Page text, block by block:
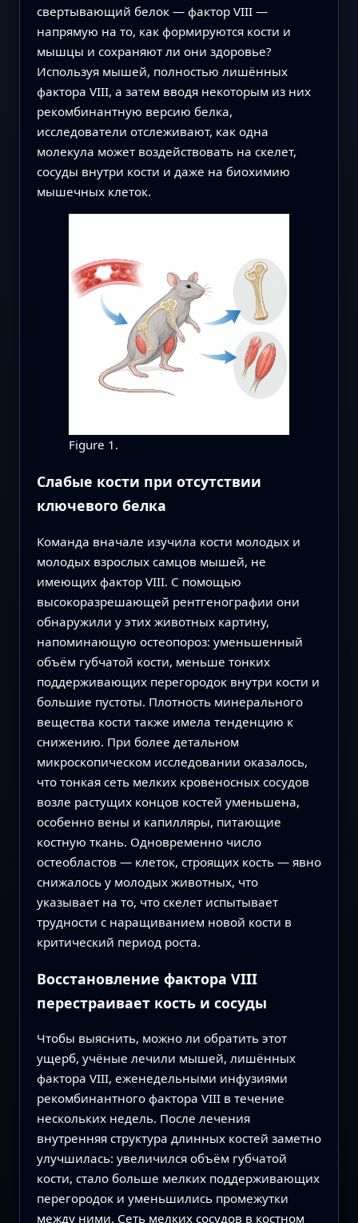
свертывающий белок — фактор VIII —
напрямую на то, как формируются кости и
мышцы и сохраняют ли они здоровье?
Используя мышей, полностью лишённых
фактора VIII, а затем вводя некоторым из них
рекомбинантную версию белка,
исследователи отслеживают, как одна
молекула может воздействовать на скелет,
сосуды внутри кости и даже на биохимию
мышечных клеток.
Figure 1.
Слабые кости при отсутствии
ключевого белка
Команда вначале изучила кости молодых и
молодых взрослых самцов мышей, не
имеющих фактор VIII. С помощью
высокоразрешающей рентгенографии они
обнаружили у этих животных картину,
напоминающую остеопороз: уменьшенный
объём губчатой кости, меньше тонких
поддерживающих перегородок внутри кости и
большие пустоты. Плотность минерального
вещества кости также имела тенденцию к
снижению. При более детальном
микроскопическом исследовании оказалось,
что тонкая сеть мелких кровеносных сосудов
возле растущих концов костей уменьшена,
особенно вены и капилляры, питающие
костную ткань. Одновременно число
остеобластов — клеток, строящих кость — явно
снижалось у молодых животных, что
указывает на то, что скелет испытывает
трудности с наращиванием новой кости в
критический период роста.
Восстановление фактора VIII
перестраивает кость и сосуды
Чтобы выяснить, можно ли обратить этот
ущерб, учёные лечили мышей, лишённых
фактора VIII, еженедельными инфузиями
рекомбинантного фактора VIII в течение
нескольких недель. После лечения
внутренняя структура длинных костей заметно
улучшилась: увеличился объём губчатой
кости, стало больше мелких поддерживающих
перегородок и уменьшились промежутки
между ними. Сеть мелких сосудов в костном